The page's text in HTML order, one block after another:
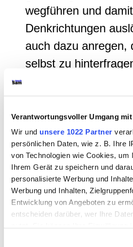
Verantwortungsvoller Umgang
Wir und unsere 1022 Partner
persönlichen Daten, wie z. B. Ihre
von Technologien wie Cookies, um
Ihrem Gerät zu speichern und
personalisierte Werbung und
Werbung und Inhalten,
Entwicklung von Angeboten zu
entscheiden darüber, wer Ihre
wegführen und
Denkrichtungen
auch dazu anregen,
selbst zu
, S.330). Sich
auf die Reflexion
Textverstehens und
seinen Sinn so gar
preisgeben will,
ist ein spannendes
äußerst
"Abenteuer", das
Text, an dem man